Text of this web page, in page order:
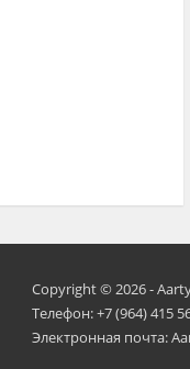
Copyright © 2026 -
Телефон: +7 (964) 415
Электронная почта: